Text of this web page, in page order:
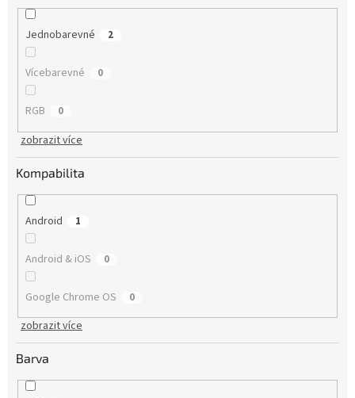
Jednobarevné 2
Vícebarevné 0
RGB 0
zobrazit více
Kompabilita
Android 1
Android & iOS 0
Google Chrome OS 0
zobrazit více
Barva